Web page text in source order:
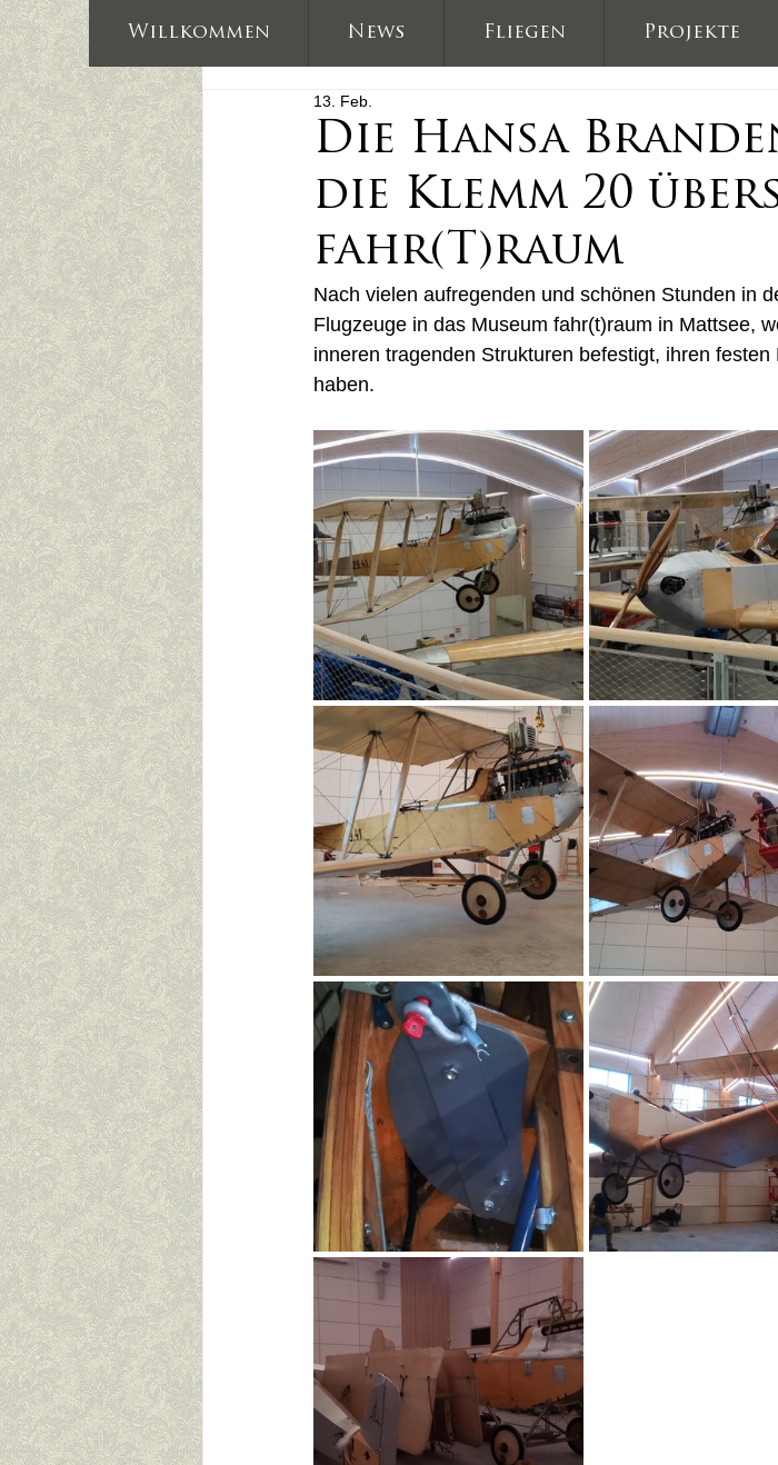
Willkommen News Fliegen Projekte
Die Hansa
die Klemm 20
fahr(T)raum
13. Feb.
Nach vielen aufregenden und schönen Stunden in
Flugzeuge in das Museum fahr(t)raum in Mattsee,
inneren tragenden Strukturen befestigt, ihren
haben.